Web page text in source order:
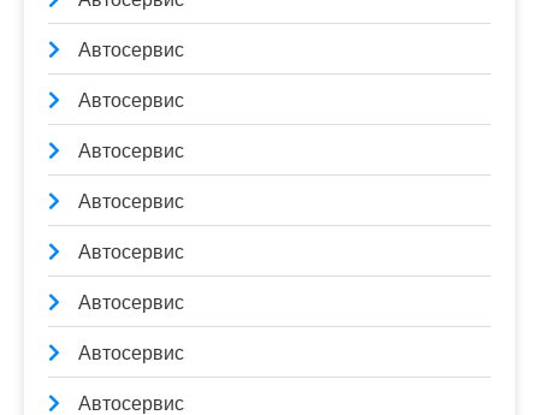
Автосервис
Автосервис
Автосервис
Автосервис
Автосервис
Автосервис
Автосервис
Автосервис